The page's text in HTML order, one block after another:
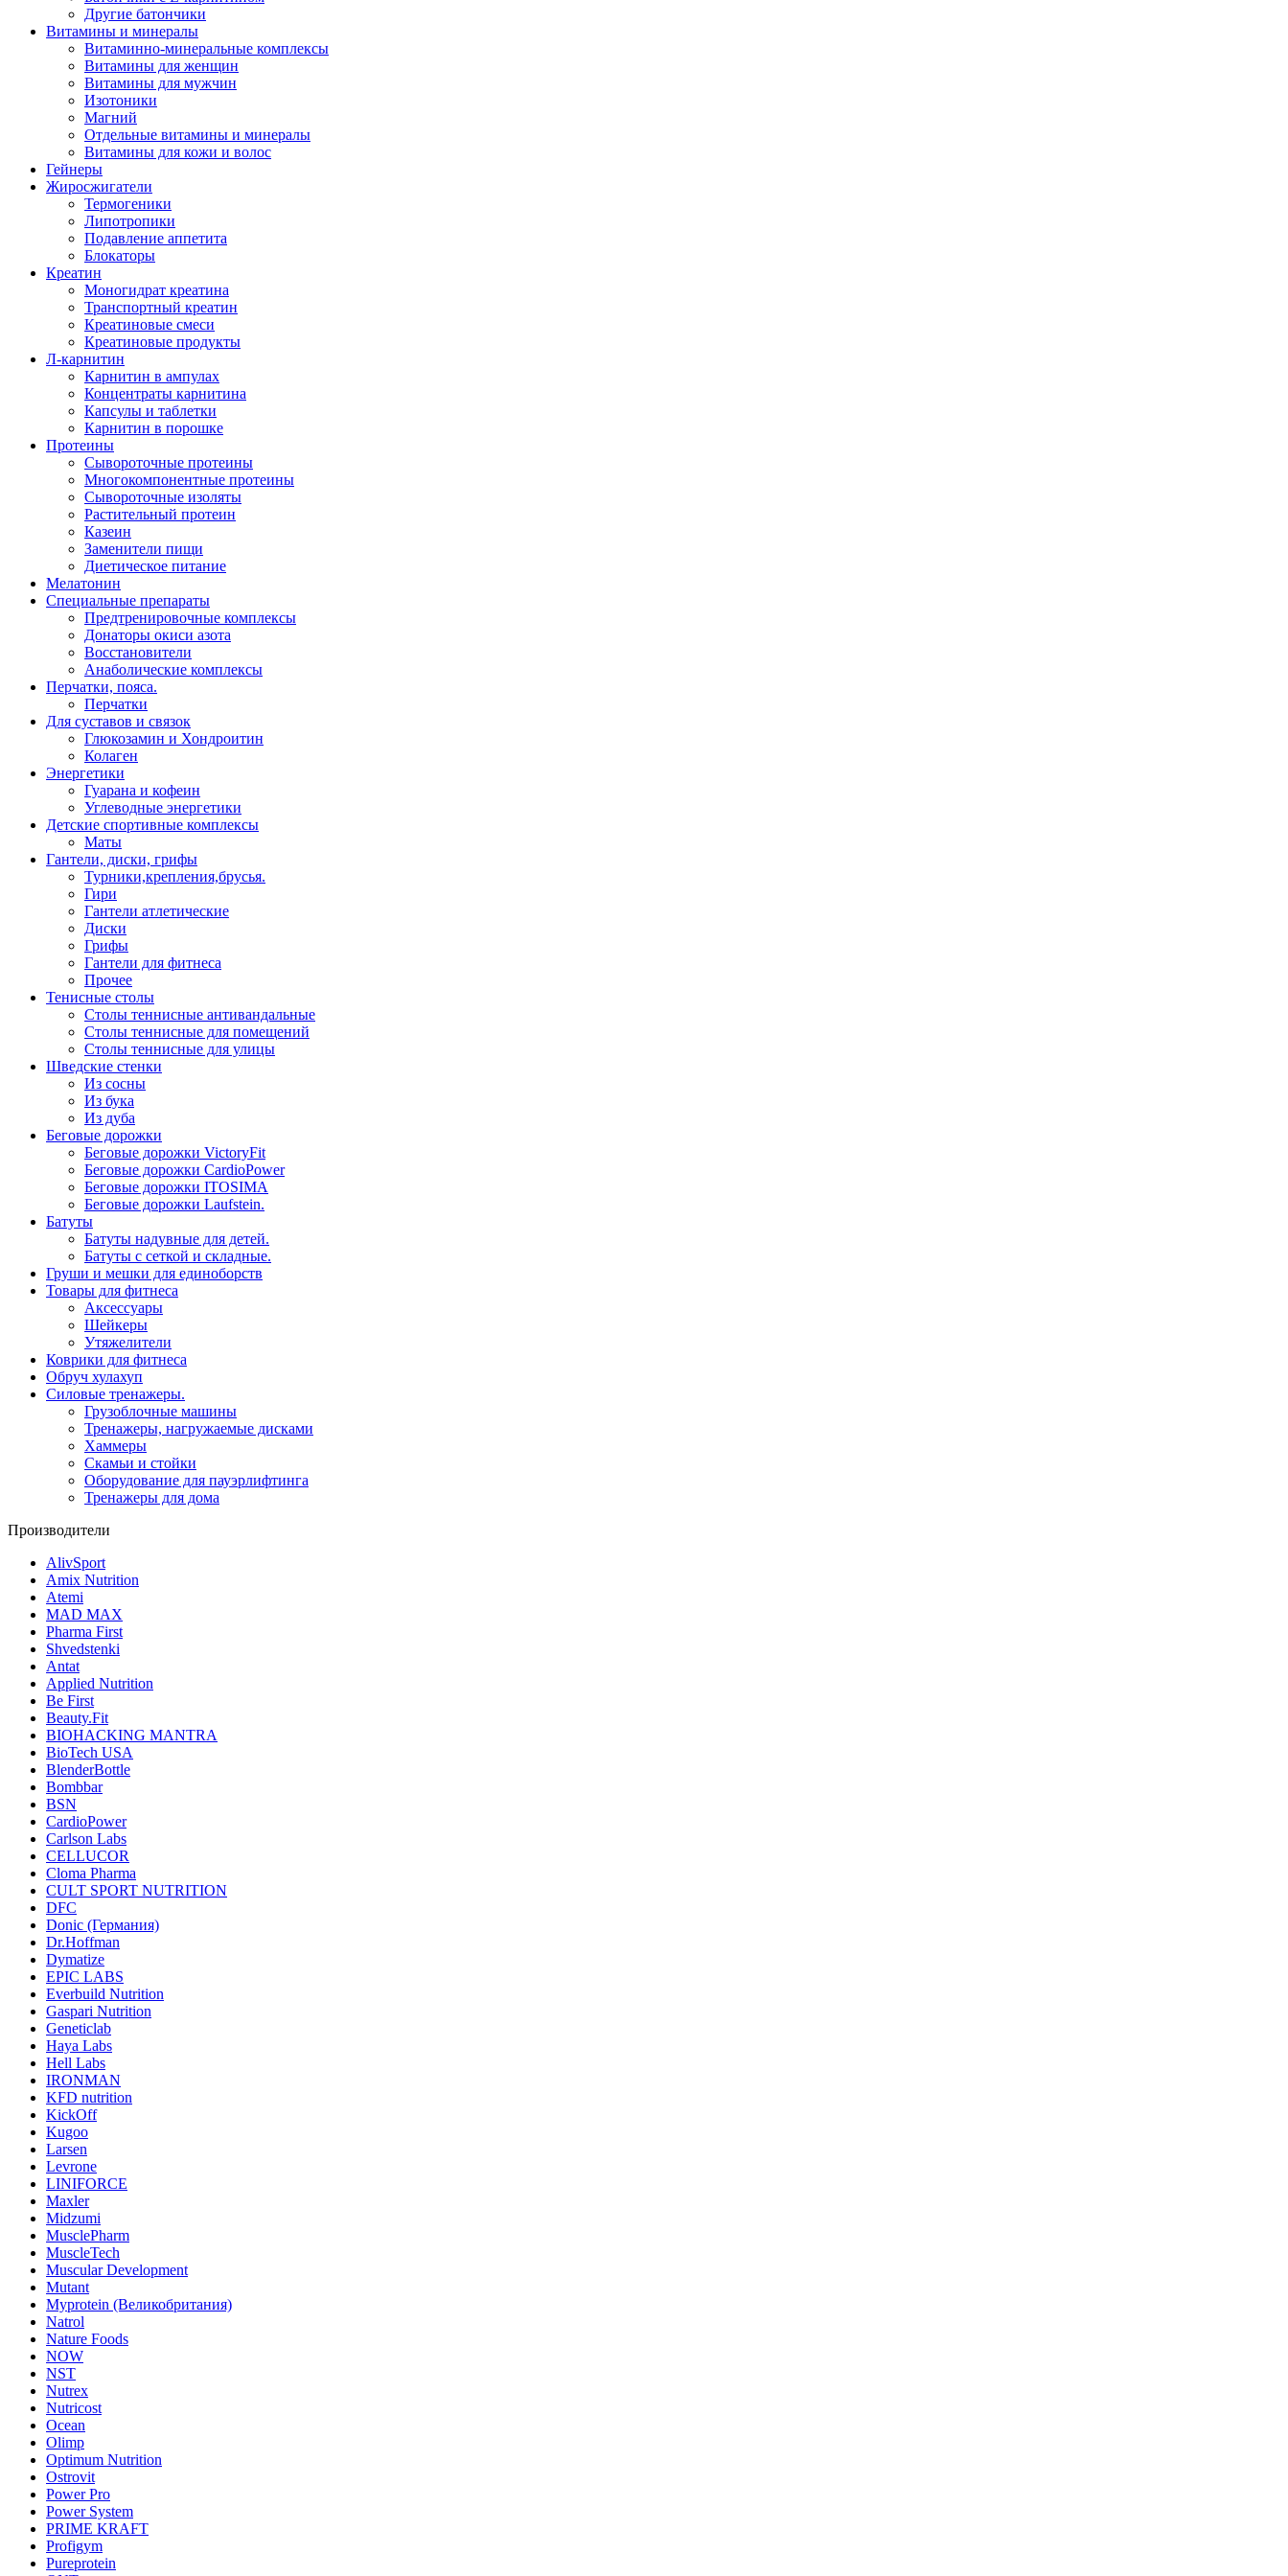
Другие батончики
Витамины и минералы
Витаминно-минеральные комплексы
Витамины для женщин
Витамины для мужчин
Изотоники
Магний
Отдельные витамины и минералы
Витамины для кожи и волос
Гейнеры
Жиросжигатели
Термогеники
Липотропики
Подавление аппетита
Блокаторы
Креатин
Моногидрат креатина
Транспортный креатин
Креатиновые смеси
Креатиновые продукты
Л-карнитин
Карнитин в ампулах
Концентраты карнитина
Капсулы и таблетки
Карнитин в порошке
Протеины
Сывороточные протеины
Многокомпонентные протеины
Сывороточные изоляты
Растительный протеин
Казеин
Заменители пищи
Диетическое питание
Мелатонин
Специальные препараты
Предтренировочные комплексы
Донаторы окиси азота
Восстановители
Анаболические комплексы
Перчатки, пояса.
Перчатки
Для суставов и связок
Глюкозамин и Хондроитин
Колаген
Энергетики
Гуарана и кофеин
Углеводные энергетики
Детские спортивные комплексы
Маты
Гантели, диски, грифы
Турники,крепления,брусья.
Гири
Гантели атлетические
Диски
Грифы
Гантели для фитнеса
Прочее
Тенисные столы
Столы теннисные антивандальные
Столы теннисные для помещений
Столы теннисные для улицы
Шведские стенки
Из сосны
Из бука
Из дуба
Беговые дорожки
Беговые дорожки VictoryFit
Беговые дорожки CardioPower
Беговые дорожки ITOSIMA
Беговые дорожки Laufstein.
Батуты
Батуты надувные для детей.
Батуты с сеткой и складные.
Груши и мешки для единоборств
Товары для фитнеса
Aксессуары
Шейкеры
Утяжелители
Коврики для фитнеса
Обруч хулахуп
Силовые тренажеры.
Грузоблочные машины
Тренажеры, нагружаемые дисками
Хаммеры
Скамьи и стойки
Оборудование для пауэрлифтинга
Тренажеры для дома
Производители
AlivSport
Amix Nutrition
Atemi
MAD MAX
Pharma First
Shvedstenki
Antat
Applied Nutrition
Be First
Beauty.Fit
BIOHACKING MANTRA
BioTech USA
BlenderBottle
Bombbar
BSN
CardioPower
Carlson Labs
CELLUCOR
Cloma Pharma
CULT SPORT NUTRITION
DFC
Donic (Германия)
Dr.Hoffman
Dymatize
EPIC LABS
Everbuild Nutrition
Gaspari Nutrition
Geneticlab
Haya Labs
Hell Labs
IRONMAN
KFD nutrition
KickOff
Kugoo
Larsen
Levrone
LINIFORCE
Maxler
Midzumi
MusclePharm
MuscleTech
Muscular Development
Mutant
Myprotein (Великобритания)
Natrol
Nature Foods
NOW
NST
Nutrex
Nutricost
Ocean
Olimp
Optimum Nutrition
Ostrovit
Power Pro
Power System
PRIME KRAFT
Profigym
Pureprotein